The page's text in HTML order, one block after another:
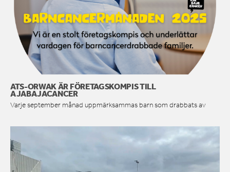
ATS-ORWAK ÄR FÖRETAGSKOMPIS TILL
AJABAJACANCER
Varje september månad uppmärksammas barn som drabbats av